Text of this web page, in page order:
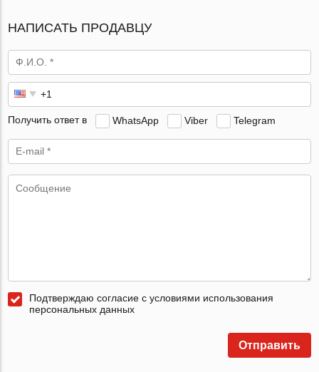
НАПИСАТЬ ПРОДАВЦУ
Получить ответ в WhatsApp Viber Telegram
Подтверждаю согласие с условиями использования
персональных данных
Отправить